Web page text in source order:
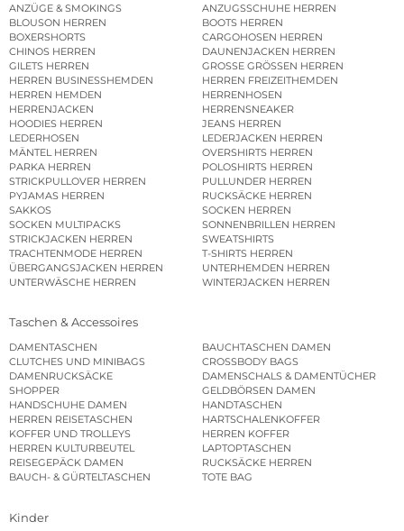
ANZÜGE & SMOKINGS
ANZUGSSCHUHE HERREN
BLOUSON HERREN
BOOTS HERREN
BOXERSHORTS
CARGOHOSEN HERREN
CHINOS HERREN
DAUNENJACKEN HERREN
GILETS HERREN
GROSSE GRÖSSEN HERREN
HERREN BUSINESSHEMDEN
HERREN FREIZEITHEMDEN
HERREN HEMDEN
HERRENHOSEN
HERRENJACKEN
HERRENSNEAKER
HOODIES HERREN
JEANS HERREN
LEDERHOSEN
LEDERJACKEN HERREN
MÄNTEL HERREN
OVERSHIRTS HERREN
PARKA HERREN
POLOSHIRTS HERREN
STRICKPULLOVER HERREN
PULLUNDER HERREN
PYJAMAS HERREN
RUCKSÄCKE HERREN
SAKKOS
SOCKEN HERREN
SOCKEN MULTIPACKS
SONNENBRILLEN HERREN
STRICKJACKEN HERREN
SWEATSHIRTS
TRACHTENMODE HERREN
T-SHIRTS HERREN
ÜBERGANGSJACKEN HERREN
UNTERHEMDEN HERREN
UNTERWÄSCHE HERREN
WINTERJACKEN HERREN
Taschen & Accessoires
DAMENTASCHEN
BAUCHTASCHEN DAMEN
CLUTCHES UND MINIBAGS
CROSSBODY BAGS
DAMENRUCKSÄCKE
DAMENSCHALS & DAMENTÜCHER
SHOPPER
GELDBÖRSEN DAMEN
HANDSCHUHE DAMEN
HANDTASCHEN
HERREN REISETASCHEN
HARTSCHALENKOFFER
KOFFER UND TROLLEYS
HERREN KOFFER
HERREN KULTURBEUTEL
LAPTOPTASCHEN
REISEGEPÄCK DAMEN
RUCKSÄCKE HERREN
BAUCH- & GÜRTELTASCHEN
TOTE BAG
Kinder